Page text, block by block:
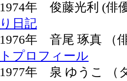
1974年 俊藤光利 (
り日記
1976年 音尾 琢真
トプロフィール
1977年 泉 ゆうこ